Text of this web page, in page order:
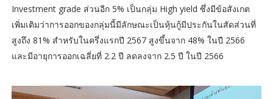
Investment grade ส่วนอีก 5% เป็นกลุ่ม High yield ซึ่งมีข้อสังเกต
เพิ่มเติมว่าการออกของกลุ่มนี้มีลักษณะเป็นหุ้นกู้มีประกันในสัดส่วนที่
สูงถึง 81% สำหรับในครึ่งแรกปี 2567 สูงขึ้นจาก 48% ในปี 2566
และมีอายุการออกเฉลี่ยที่ 2.2 ปี ลดลงจาก 2.5 ปี ในปี 2566